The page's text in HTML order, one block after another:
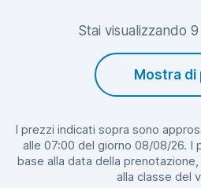
Stai visualizzando
Mostra di
I prezzi indicati sopra sono
alle 07:00 del giorno 08/08/26. I
base alla data della
alla classe del